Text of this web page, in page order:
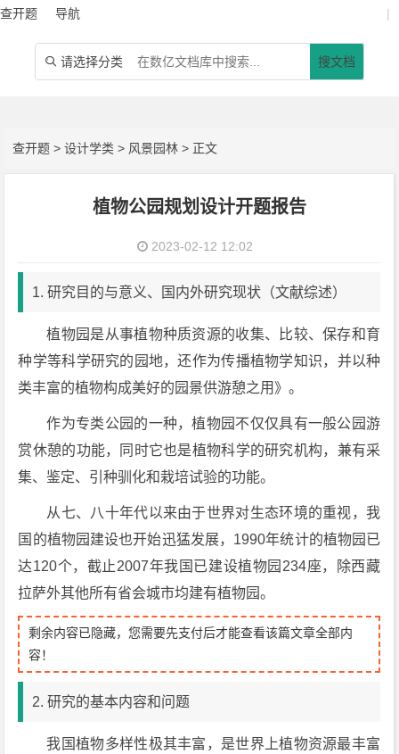
查开题 导航 |
 请选择分类 搜文档
查开题 >设计学类 > 风景园林 > 正文
植物公园规划设计开题报告
2023-02-12 12:02
1. 研究目的与意义、国内外研究现状（文献综述）
植物园是从事植物种质资源的收集、比较、保存和育
种学等科学研究的园地，还作为传播植物学知识，并以种
类丰富的植物构成美好的园景供游憩之用》。
作为专类公园的一种，植物园不仅仅具有一般公园游
赏休憩的功能，同时它也是植物科学的研究机构，兼有采
集、鉴定、引种驯化和栽培试验的功能。
从七、八十年代以来由于世界对生态环境的重视，我
国的植物园建设也开始迅猛发展，1990年统计的植物园已
达120个，截止2007年我国已建设植物园234座，除西藏
拉萨外其他所有省会城市均建有植物园。
剩余内容已隐藏，您需要先支付后才能查看该篇文章全部内
容！
2. 研究的基本内容和问题
我国植物多样性极其丰富，是世界上植物资源最丰富